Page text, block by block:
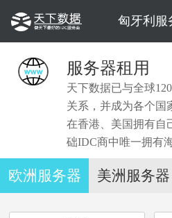
匈牙利服
服务器租用
天下数据已与全球
关系，并成为各个国
在香港、美国拥有自
础IDC商中唯一拥有
欧洲服务器 美洲服务器